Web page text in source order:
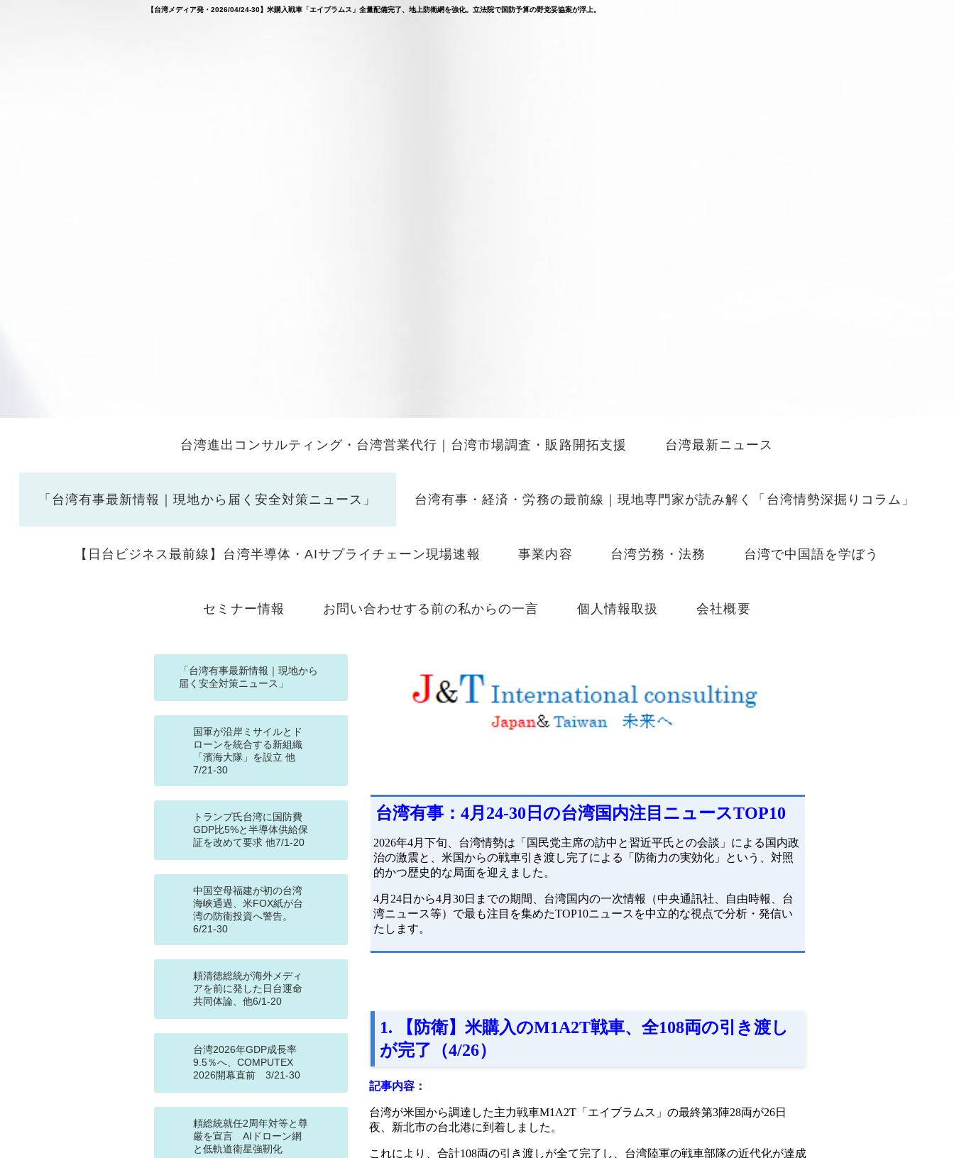
台湾進出コンサルティング・台湾営業代行｜台湾市場調査・販路開拓支援 台湾最新ニュース
「台湾有事最新情報｜現地から届く安全対策ニュース」 台湾有事・経済・労務の最前線｜現地専門家が読み解く「台湾情勢深掘りコラム」
【日台ビジネス最前線】台湾半導体・AIサプライチェーン現場速報 事業内容 台湾労務・法務 台湾で中国語を学ぼう
セミナー情報 お問い合わせする前の私からの一言 個人情報取扱 会社概要
【台湾メディア発・2026/04/24-30】米購入戦車「エイブラムス」全量配備完了、地上防衛網を強化。立法院で国防予算の野党妥協案が浮上。
「台湾有事最新情報｜現地から
届く安全対策ニュース」
国軍が沿岸ミサイルとド
ローンを統合する新組織
「濱海大隊」を設立 他
7/21-30
トランプ氏台湾に国防費
GDP比5%と半導体供給保
証を改めて要求 他7/1-20
中国空母福建が初の台湾
海峡通過、米FOX紙が台
湾の防衛投資へ警告。
6/21-30
頼清徳総統が海外メディ
アを前に発した日台運命
共同体論、他6/1-20
台湾2026年GDP成長率
9.5％へ、COMPUTEX
2026開幕直前 3/21-30
頼総統就任2周年対等と尊
厳を宣言 AIドローン網
と低軌道衛星強靭化
台湾有事：4月24-30日の台湾国内注目ニュースTOP10
2026年4月下旬、台湾情勢は「国民党主席の訪中と習近平氏との会談」による国内政
治の激震と、米国からの戦車引き渡し完了による「防衛力の実効化」という、対照
的かつ歴史的な局面を迎えました。
4月24日から4月30日までの期間、台湾国内の一次情報（中央通訊社、自由時報、台
湾ニュース等）で最も注目を集めたTOP10ニュースを中立的な視点で分析・発信い
たします。
1. 【防衛】米購入のM1A2T戦車、全108両の引き渡し
が完了（4/26）
記事内容：
台湾が米国から調達した主力戦車M1A2T「エイブラムス」の最終第3陣28両が26日
夜、新北市の台北港に到着しました。
これにより、合計108両の引き渡しが全て完了し、台湾陸軍の戦車部隊の近代化が達成